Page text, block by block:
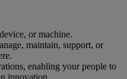
or machine.
maintain, support, or
enabling your people to